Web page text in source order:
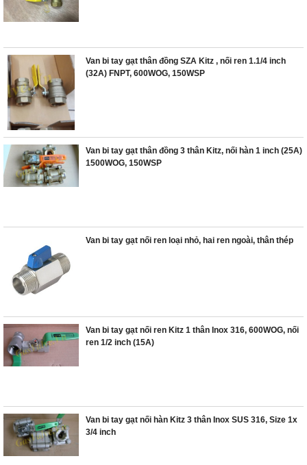
Van bi tay gạt thân đồng SZA Kitz , nối ren 1.1/4 inch
(32A) FNPT, 600WOG, 150WSP
Van bi tay gạt thân đồng 3 thân Kitz, nối hàn 1 inch (25A)
1500WOG, 150WSP
Van bi tay gạt nối ren loại nhỏ, hai ren ngoài, thân thép
Van bi tay gạt nối ren Kitz 1 thân Inox 316, 600WOG, nối
ren 1/2 inch (15A)
Van bi tay gạt nối hàn Kitz 3 thân Inox SUS 316, Size 1x
3/4 inch